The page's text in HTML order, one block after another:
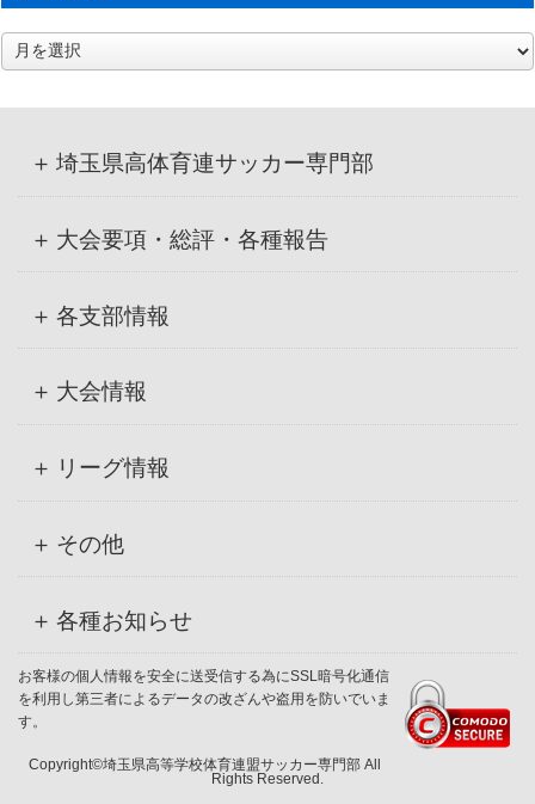
ア
ー
埼玉県高体育連サッカー専門部
大会要項・総評・各種報告
各支部情報
大会情報
リーグ情報
その他
各種お知らせ
お客様の個人情報を安全に送受信する為にSSL暗号化通信
を利用し第三者によるデータの改ざんや盗用を防いでいま
す。
Copyright©埼玉県高等学校体育連盟サッカー専門部 All
Rights Reserved.